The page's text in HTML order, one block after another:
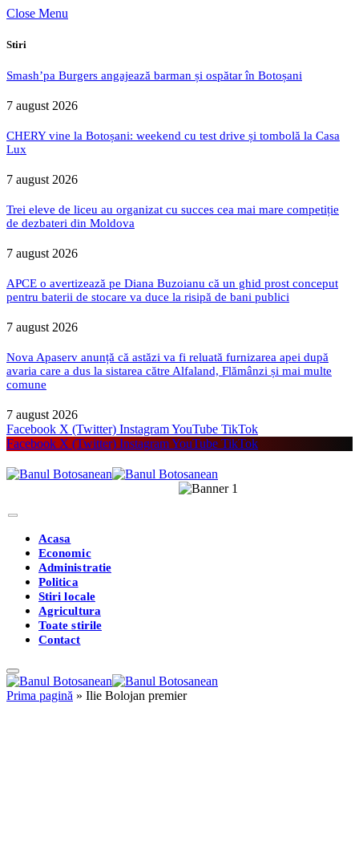
Close Menu
Stiri
Smash’pa Burgers angajează barman și ospătar în Botoșani
7 august 2026
CHERY vine la Botoșani: weekend cu test drive și tombolă la Casa
Lux
7 august 2026
Trei eleve de liceu au organizat cu succes cea mai mare competiție
de dezbateri din Moldova
7 august 2026
APCE o avertizează pe Diana Buzoianu că un ghid prost conceput
pentru baterii de stocare va duce la risipă de bani publici
7 august 2026
Nova Apaserv anunță că astăzi va fi reluată furnizarea apei după
avaria care a dus la sistarea către Alfaland, Flămânzi și mai multe
comune
7 august 2026
Facebook X (Twitter) InstagramYouTube TikTok
Facebook X (Twitter) InstagramYouTube TikTok
Acasa
Economic
Administratie
Politica
Stiri locale
Agricultura
Toate stirile
Contact
Prima pagină » Ilie Bolojan premier